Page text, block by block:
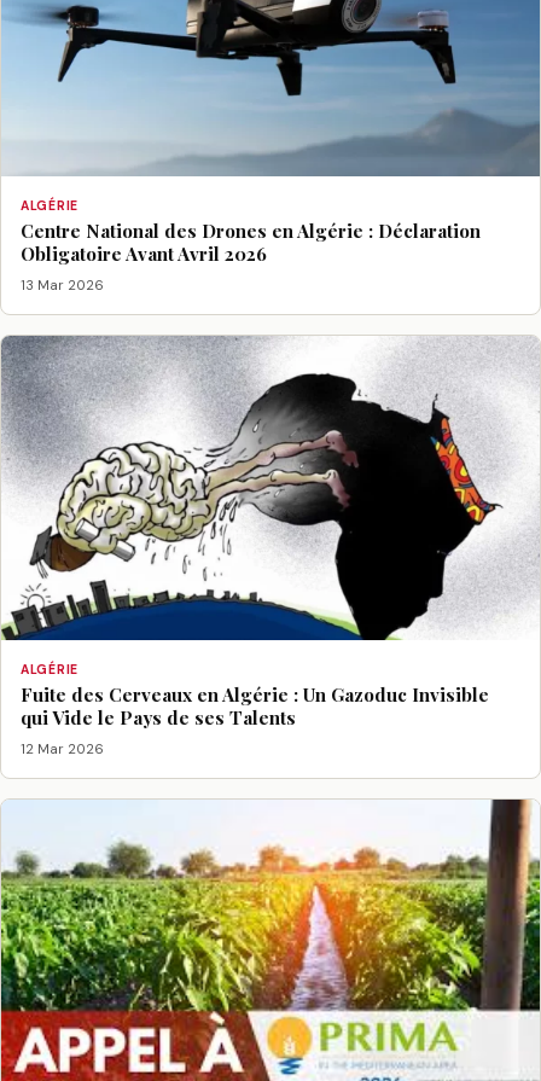
ALGÉRIE
Centre National des Drones en Algérie : Déclaration
Obligatoire Avant Avril 2026
13 Mar 2026
ALGÉRIE
Fuite des Cerveaux en Algérie : Un Gazoduc Invisible
qui Vide le Pays de ses Talents
12 Mar 2026